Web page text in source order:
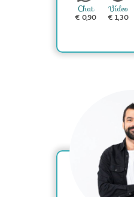
Chat
€ 0,90
Vídeo
€ 1,30